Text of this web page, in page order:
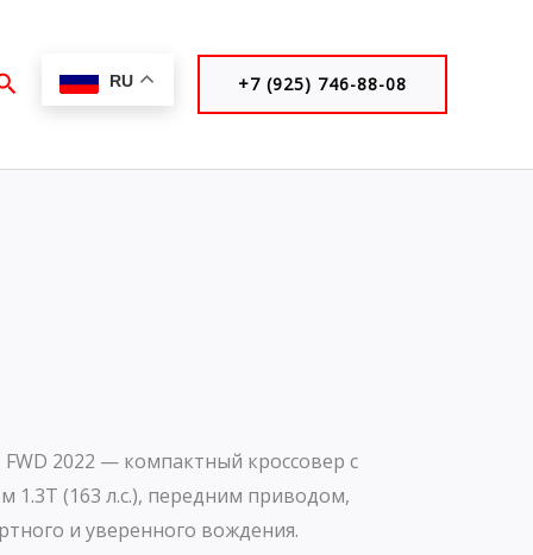
RU +7 (925) 746-88-08
FWD 2022 — компактный кроссовер с
1.3T (163 л.с.), передним приводом,
и уверенного вождения.